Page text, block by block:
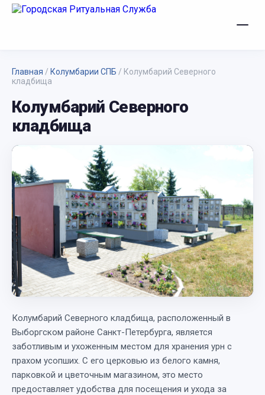
Главная / Колумбарии СПБ / Колумбарий Северного
кладбища
Колумбарий Северного
кладбища
Колумбарий Северного кладбища, расположенный в
Выборгском районе Санкт-Петербурга, является
заботливым и ухоженным местом для хранения урн с
прахом усопших. С его церковью из белого камня,
парковкой и цветочным магазином, это место
предоставляет удобства для посещения и ухода за